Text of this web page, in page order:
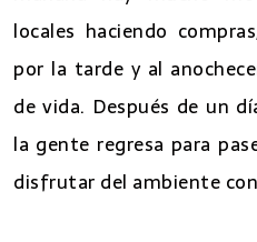
locales haciendo
por la tarde y al
de vida. Después de un
la gente regresa para
disfrutar del ambiente